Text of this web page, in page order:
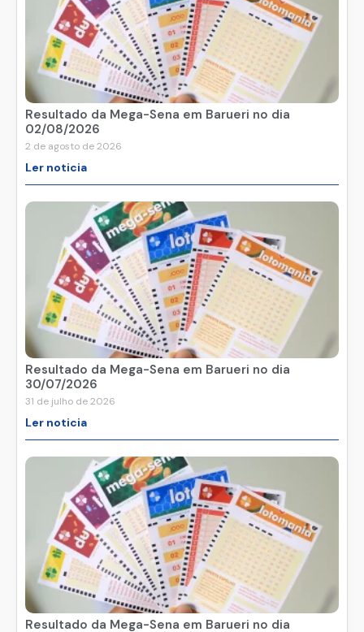
Resultado da Mega-Sena em Barueri no dia
02/08/2026
2 de agosto de 2026
Ler noticia
Resultado da Mega-Sena em Barueri no dia
30/07/2026
31 de julho de 2026
Ler noticia
Resultado da Mega-Sena em Barueri no dia